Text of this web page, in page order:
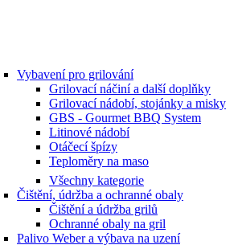
Vybavení pro grilování
Grilovací náčiní a další doplňky
Grilovací nádobí, stojánky a misky
GBS - Gourmet BBQ System
Litinové nádobí
Otáčecí špízy
Teploměry na maso
Všechny kategorie
Čištění, údržba a ochranné obaly
Čištění a údržba grilů
Ochranné obaly na gril
Palivo Weber a výbava na uzení